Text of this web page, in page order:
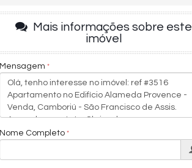
Mais informações sobre este
imóvel
Mensagem
Nome Completo